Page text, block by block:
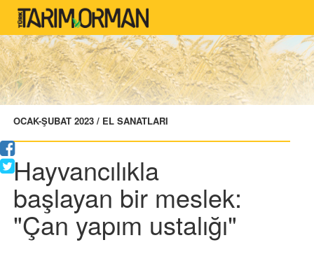
OCAK-ŞUBAT 2023 / EL SANATLARI
Hayvancılıkla
başlayan bir meslek:
"Çan yapım ustalığı"